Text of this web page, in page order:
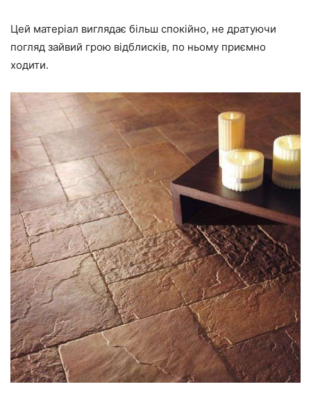
Цей матеріал виглядає більш спокійно, не дратуючи
погляд зайвий грою відблисків, по ньому приємно
ходити.